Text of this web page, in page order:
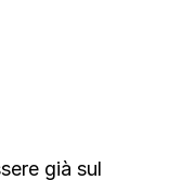
già sul